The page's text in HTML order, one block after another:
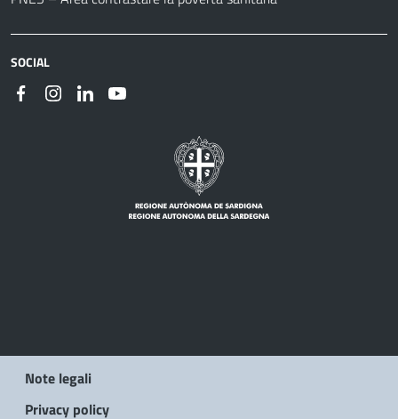
SOCIAL
Note legali
Privacy policy